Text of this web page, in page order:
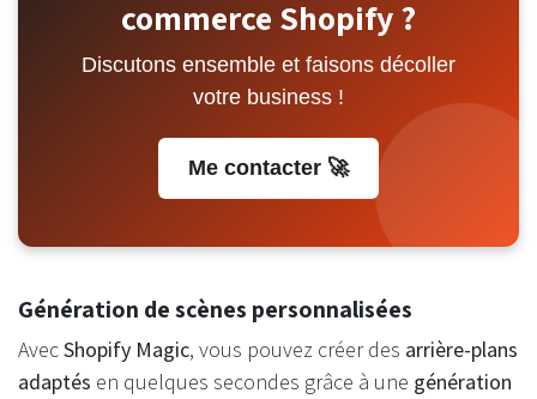
commerce Shopify ?
Discutons ensemble et faisons décoller
votre business !
Me contacter 🚀
Génération de scènes personnalisées
AvecShopify Magic, vous pouvez créer des arrière-plans
adaptés en quelques secondes grâce à une génération